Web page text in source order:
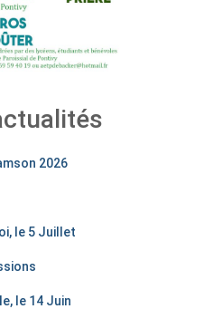
2026
le 5 Juillet
le 14 Juin